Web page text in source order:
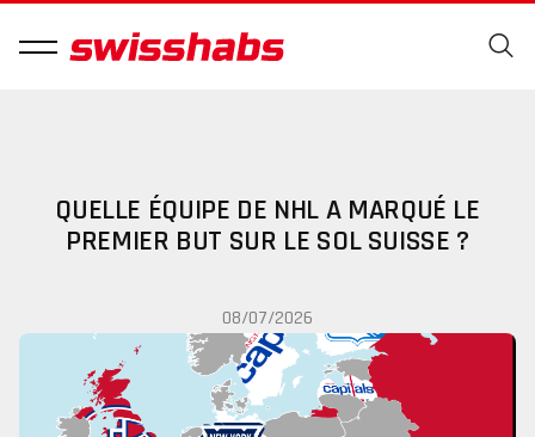
QUELLE ÉQUIPE DE NHL A MARQUÉ LE
PREMIER BUT SUR LE SOL SUISSE ?
08/07/2026